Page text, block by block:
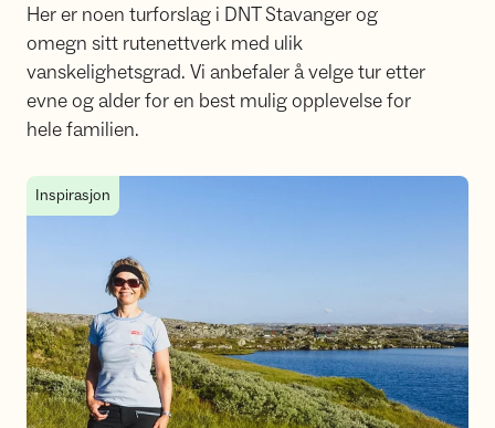
Her er noen turforslag i DNT Stavanger og
omegn sitt rutenettverk med ulik
vanskelighetsgrad. Vi anbefaler å velge tur etter
evne og alder for en best mulig opplevelse for
hele familien.
Kjærlighet ved første blikk - Gunhilds favorittur i
Inspirasjon